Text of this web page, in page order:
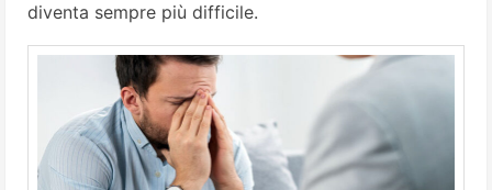
diventa sempre più difficile.